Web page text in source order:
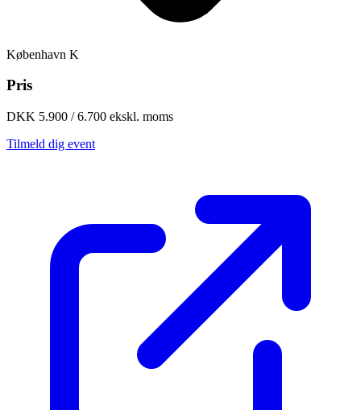
København K
Pris
DKK 5.900 / 6.700 ekskl. moms
Tilmeld dig event